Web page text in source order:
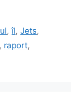
,îl,Jets,
, raport,